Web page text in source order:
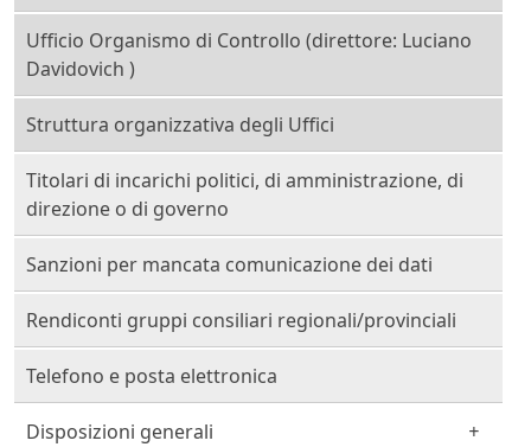
Ufficio Organismo di Controllo (direttore: Luciano
Davidovich )
Struttura organizzativa degli Uffici
Titolari di incarichi politici, di amministrazione, di
direzione o di governo
Sanzioni per mancata comunicazione dei dati
Rendiconti gruppi consiliari regionali/provinciali
Telefono e posta elettronica
Disposizioni generali